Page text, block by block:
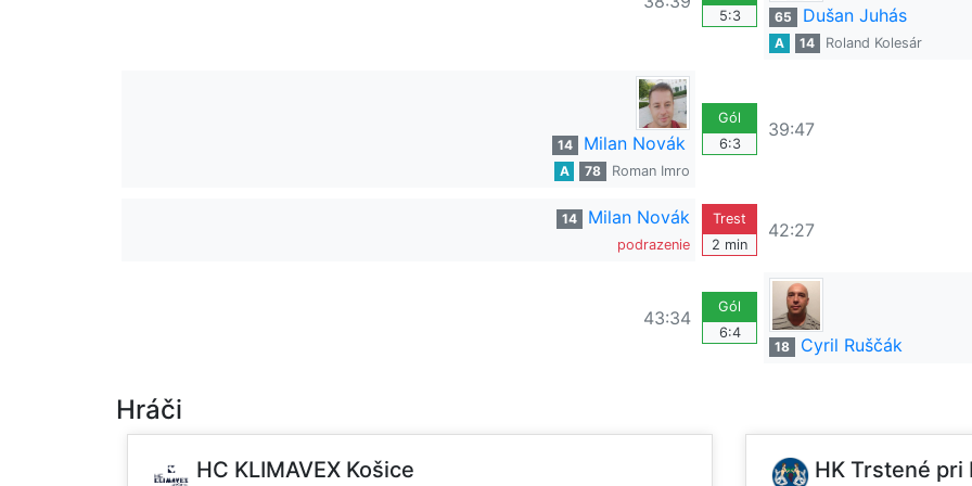
5:3
65 Dušan Juhás
A 14 Roland Kolesár
14 Milan Novák
A 78 Roman Imro
Gól
6:3
39:47
14 Milan Novák
podrazenie
Trest
2 min
42:27
43:34
Gól
6:4
18
Cyril Ruščák
Hráči
HC KLIMAVEX Košice HK Trstené pri